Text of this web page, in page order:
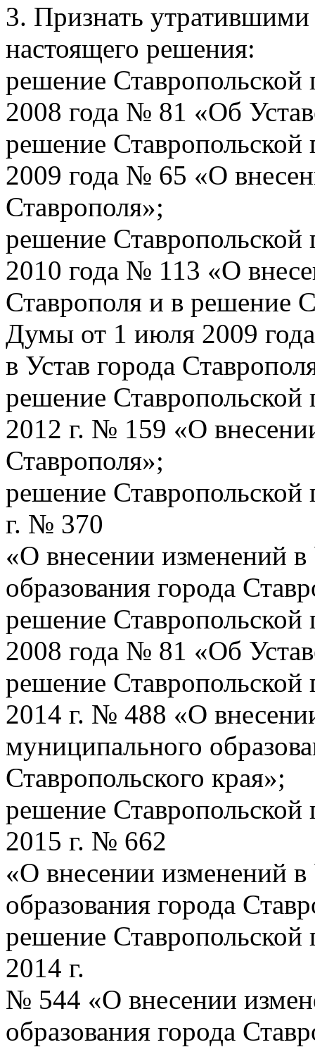
3. Признать
настоящего решения:
решение
2008 года № 81 «Об
решение
2009 года № 65 «О
Ставрополя»;
решение
2010 года № 113 «О
Ставрополя и в решение
Думы от 1 июля 2009
в Устав города
решение
2012 г. № 159 «О
Ставрополя»;
решение
г. № 370
«О внесении изменений
образования города
решение
2008 года № 81 «Об
решение
2014 г. № 488 «О
муниципального
Ставропольского края»;
решение
2015 г. № 662
«О внесении изменений
образования города
решение Ставропольской
2014 г.
№ 544 «О внесении
образования города